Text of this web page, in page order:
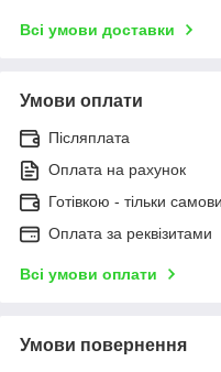
Всі умови доставки
Умови оплати
Післяплата
Оплата на рахунок
Готівкою - тільки
Оплата за реквізитами
Всі умови оплати
Умови повернення